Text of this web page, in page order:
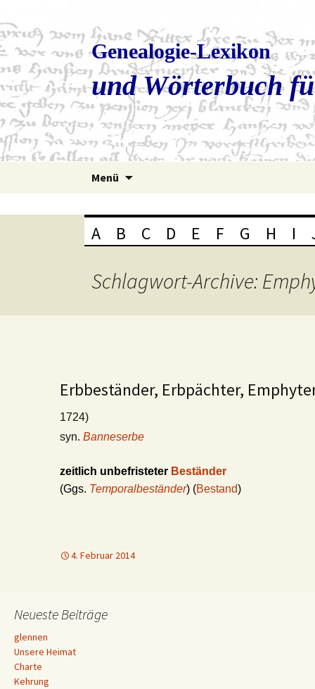
Genealogie-Lexikon
und Wörterbuch
Menü
A B C D E F G H I
Schlagwort-Archive:
Erbbeständer, Erbpächter,
1724)
syn. Banneserbe
zeitlich unbefristeter Beständer
(Ggs. Temporalbeständer) (Bestand)
4. Februar 2014
Neueste Beiträge
glennen
Unsere Heimat
Charte
Kehrung